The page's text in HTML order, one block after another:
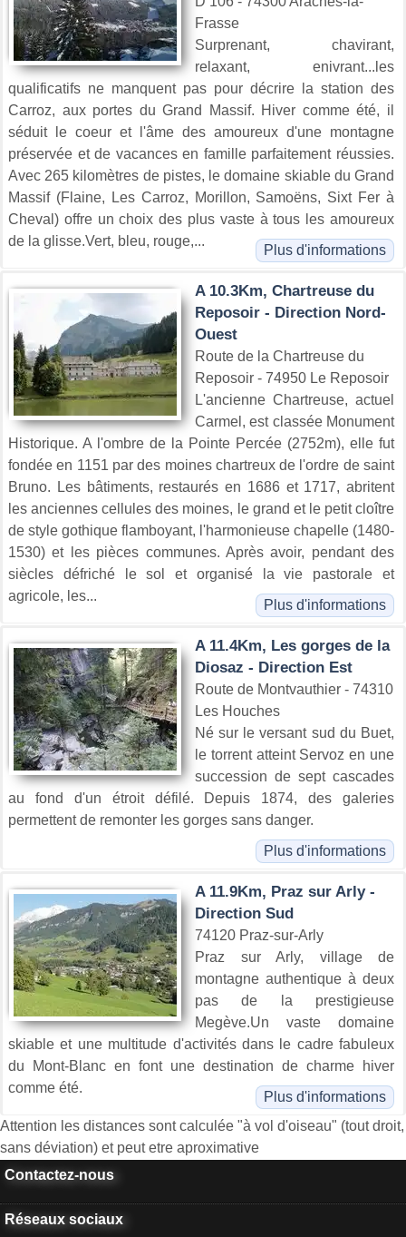
Frasse
Surprenant, chavirant,
relaxant, enivrant...les
qualificatifs ne manquent pas pour décrire la station des
Carroz, aux portes du Grand Massif. Hiver comme été, il
séduit le coeur et l'âme des amoureux d'une montagne
préservée et de vacances en famille parfaitement réussies.
Avec 265 kilomètres de pistes, le domaine skiable du Grand
Massif (Flaine, Les Carroz, Morillon, Samoëns, Sixt Fer à
Cheval) offre un choix des plus vaste à tous les amoureux
de la glisse.Vert, bleu, rouge,...
Plus d'informations
A 10.3Km, Chartreuse du
Reposoir - Direction Nord-
Ouest
Route de la Chartreuse du
Reposoir - 74950 Le Reposoir
L'ancienne Chartreuse, actuel
Carmel, est classée Monument
Historique. A l'ombre de la Pointe Percée (2752m), elle fut
fondée en 1151 par des moines chartreux de l'ordre de saint
Bruno. Les bâtiments, restaurés en 1686 et 1717, abritent
les anciennes cellules des moines, le grand et le petit cloître
de style gothique flamboyant, l'harmonieuse chapelle (1480-
1530) et les pièces communes. Après avoir, pendant des
siècles défriché le sol et organisé la vie pastorale et
agricole, les...
Plus d'informations
A 11.4Km, Les gorges de la
Diosaz - Direction Est
Route de Montvauthier - 74310
Les Houches
Né sur le versant sud du Buet,
le torrent atteint Servoz en une
succession de sept cascades
au fond d'un étroit défilé. Depuis 1874, des galeries
permettent de remonter les gorges sans danger.
Plus d'informations
A 11.9Km, Praz sur Arly -
Direction Sud
74120 Praz-sur-Arly
Praz sur Arly, village de
montagne authentique à deux
pas de la prestigieuse
Megève.Un vaste domaine
skiable et une multitude d'activités dans le cadre fabuleux
du Mont-Blanc en font une destination de charme hiver
comme été.
Plus d'informations
Attention les distances sont calculée "à vol d'oiseau" (tout droit,
sans déviation) et peut etre aproximative
Contactez-nous
Réseaux sociaux